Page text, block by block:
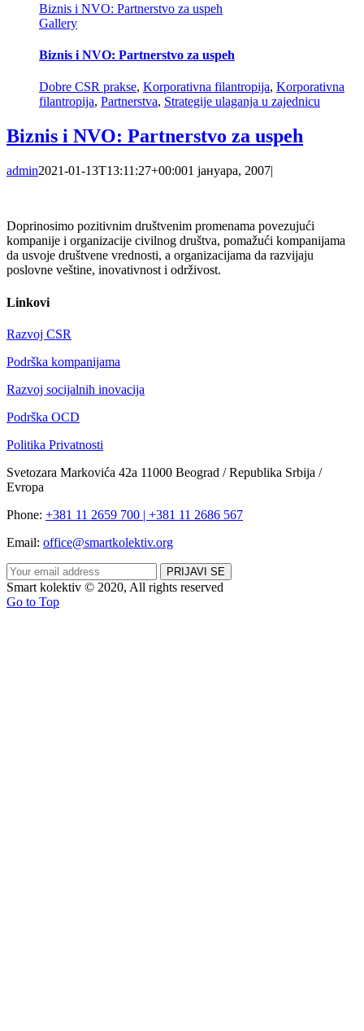
Biznis i NVO: Partnerstvo za uspeh
Gallery
Biznis i NVO: Partnerstvo za uspeh
Dobre CSR prakse, Korporativna filantropija, Korporativna
filantropija, Partnerstva, Strategije ulaganja u zajednicu
Biznis i NVO: Partnerstvo za uspeh
admin2021-01-13T13:11:27+00:001 јануара, 2007|
Doprinosimo pozitivnim društvenim promenama povezujući
kompanije i organizacije civilnog društva, pomažući kompanijama
da usvoje društvene vrednosti, a organizacijama da razvijaju
poslovne veštine, inovativnost i održivost.
Linkovi
Razvoj CSR
Podrška kompanijama
Razvoj socijalnih inovacija
Podrška OCD
Politika Privatnosti
Svetozara Markovića 42a 11000 Beograd / Republika Srbija /
Evropa
Phone: +381 11 2659 700 | +381 11 2686 567
Email: office@smartkolektiv.org
Smart kolektiv © 2020, All rights reserved
Go to Top